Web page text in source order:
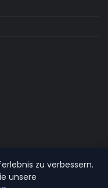
zu verbessern.
unsere